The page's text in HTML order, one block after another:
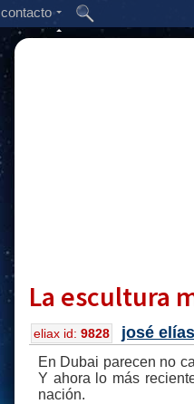
contacto
La escultura
eliax id: 9828 josé elías
En Dubai parecen no
Y ahora lo más
nación.